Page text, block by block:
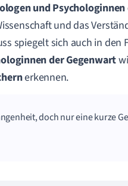
und
und das
spiegelt sich auch in den
der Gegenwart
erkennen.
doch nur eine kurze